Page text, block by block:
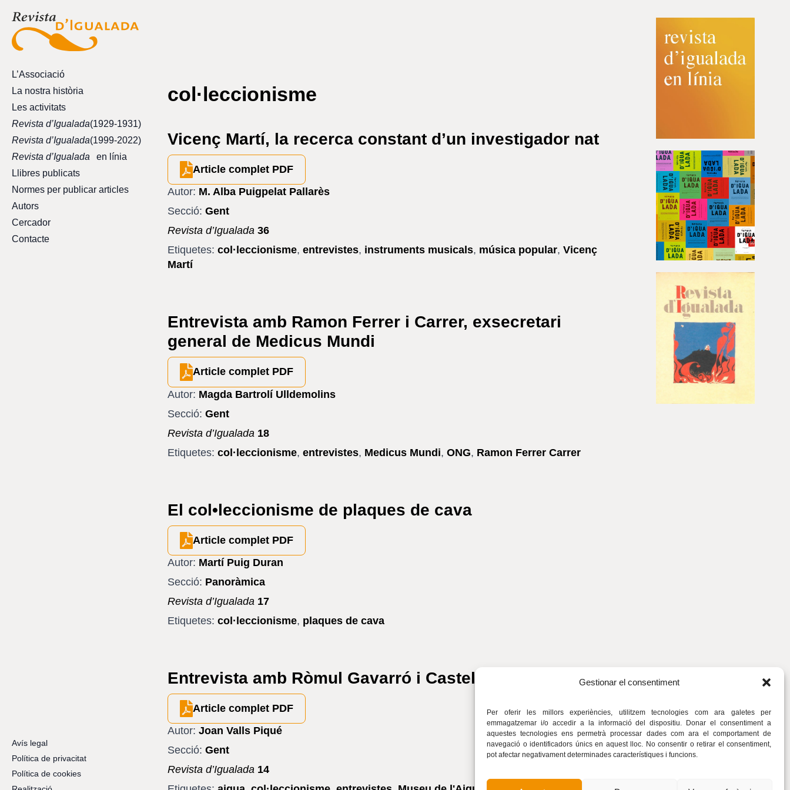
Gestionar el consentiment
Per oferir les millors experiències, utilitzem tecnologies com ara galetes per
emmagatzemar i/o accedir a la informació del dispositiu. Donar el consentiment a
aquestes tecnologies ens permetrà processar dades com ara el comportament de
navegació o identificadors únics en aquest lloc. No consentir o retirar el consentiment,
pot afectar negativament determinades característiques i funcions.
L’Associació
La nostra història
Les activitats
Revista d’Igualada(1929-1931)
Revista d’Igualada(1999-2022)
Revista d’Igualada
en línia
Llibres publicats
Normes per publicar articles
Autors
Cercador
Contacte
col·leccionisme
Vicenç Martí, la recerca constant d’un investigador nat
Article complet PDF
Autor: M. Alba Puigpelat Pallarès
Secció: Gent
Revista d’Igualada 36
Etiquetes: col·leccionisme,entrevistes, instruments musicals, música popular,Vicenç
Martí
Entrevista amb Ramon Ferrer i Carrer, exsecretari
general de Medicus Mundi
Article complet PDF
Autor: Magda Bartrolí Ulldemolins
Secció: Gent
Revista d’Igualada 18
Etiquetes: col·leccionisme,entrevistes, Medicus Mundi,ONG, Ramon Ferrer Carrer
El col•leccionisme de plaques de cava
Article complet PDF
Autor: Martí Puig Duran
Secció: Panoràmica
Revista d’Igualada 17
Etiquetes: col·leccionisme, plaques de cava
Entrevista amb Ròmul Gavarró i Castelltort
Article complet PDF
Autor: Joan Valls Piqué
Secció: Gent
Revista d’Igualada 14
Avís legal
Política de privacitat
Política de cookies